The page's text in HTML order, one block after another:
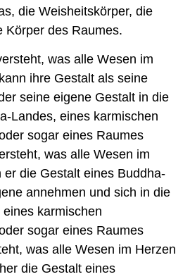
die Weisheitskörper, die
Körper des Raumes.
was alle Wesen im
ihre Gestalt als seine
seine eigene Gestalt in die
Landes, eines karmischen
sogar eines Raumes
was alle Wesen im
er die Gestalt eines Buddha-
annehmen und sich in die
karmischen
sogar eines Raumes
was alle Wesen im Herzen
die Gestalt eines